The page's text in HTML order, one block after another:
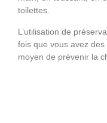
toilettes.
L’utilisation de
fois que vous avez
moyen de prévenir la